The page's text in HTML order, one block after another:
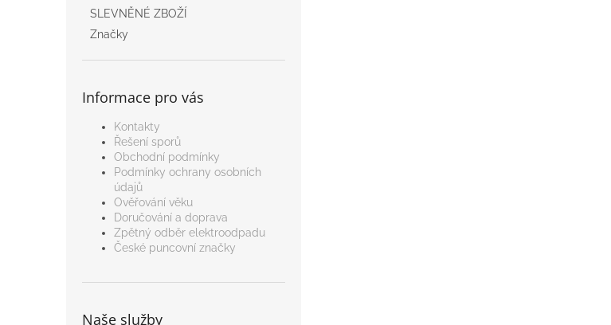
SLEVNĚNÉ ZBOŽÍ
Značky
Informace pro vás
Kontakty
Řešení sporů
Obchodní podmínky
Podmínky ochrany osobních
údajů
Ověřování věku
Doručování a doprava
Zpětný odběr elektroodpadu
České puncovní značky
Naše služby